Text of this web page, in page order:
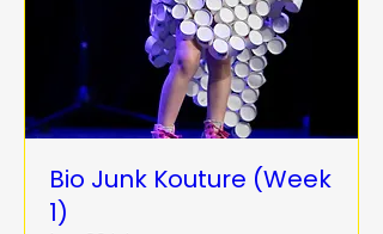
Bio Junk Kouture (Week
1)